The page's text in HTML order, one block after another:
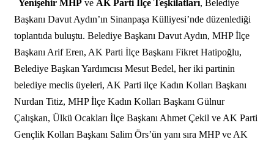
Yenişehir MHP veAK Parti İlçe Teşkilatları, Belediye
Başkanı Davut Aydın’ın Sinanpaşa Külliyesi’nde düzenlediği
toplantıda buluştu. Belediye Başkanı Davut Aydın, MHP İlçe
Başkanı Arif Eren, AK Parti İlçe Başkanı Fikret Hatipoğlu,
Belediye Başkan Yardımcısı Mesut Bedel, her iki partinin
belediye meclis üyeleri, AK Parti ilçe Kadın Kolları Başkanı
Nurdan Titiz, MHP İlçe Kadın Kolları Başkanı Gülnur
Çalışkan, Ülkü Ocakları İlçe Başkanı Ahmet Çekil ve AK Parti
Gençlik Kolları Başkanı Salim Örs’ün yanı sıra MHP ve AK